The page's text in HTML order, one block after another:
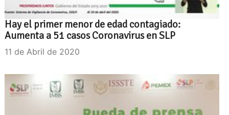
Hay el primer menor de edad contagiado:
Aumenta a 51 casos Coronavirus en SLP
11 de Abril de 2020